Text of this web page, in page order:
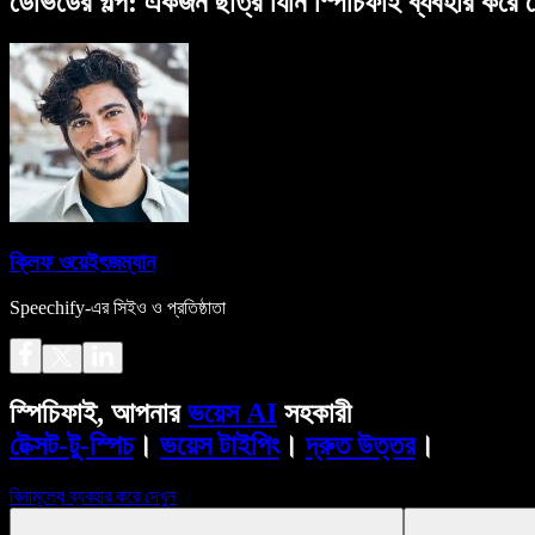
ক্লিফ ওয়েইৎজম্যান
Speechify-এর সিইও ও প্রতিষ্ঠাতা
স্পিচিফাই, আপনারভয়েস AI সহকারী
টেক্সট-টু-স্পিচ। ভয়েস টাইপিং।দ্রুত উত্তর।
বিনামূল্যে ব্যবহার করে দেখুন